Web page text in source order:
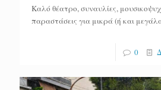
Καλό θέατρο, συναυλίες,
παραστάσεις για μικρά (ή και
0